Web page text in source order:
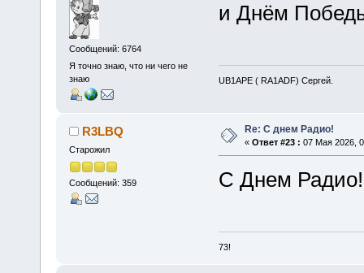
Сообщений: 6764
Я точно знаю, что ни чего не
знаю
и Днём
UB1APE ( RA1ADF) Сергей.
R3LBQ
Старожил
Сообщений: 359
Re: С днем Радио!
« Ответ #23 : 07 Мая 2026,
С Днем
73!